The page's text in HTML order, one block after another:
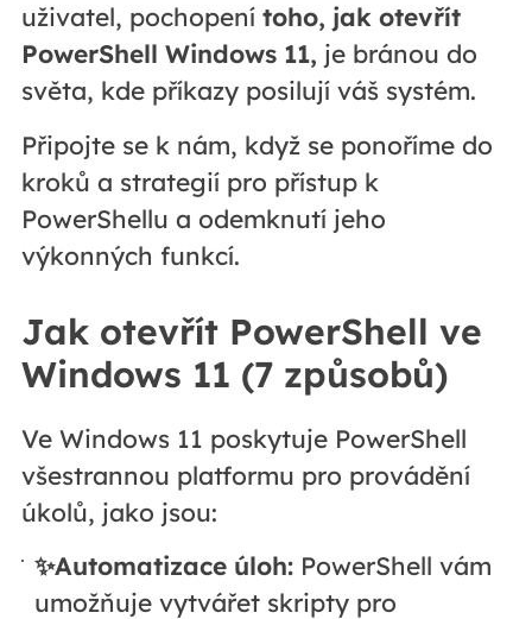
uživatel, pochopení toho, jak otevřít
PowerShell Windows 11, je bránou do
světa, kde příkazy posilují váš systém.
Připojte se k nám, když se ponoříme do
kroků a strategií pro přístup k
PowerShellu a odemknutí jeho
výkonných funkcí.
Jak otevřít PowerShell ve
Windows 11 (7 způsobů)
Ve Windows 11 poskytuje PowerShell
všestrannou platformu pro provádění
úkolů, jako jsou:
✨Automatizace úloh: PowerShell vám
umožňuje vytvářet skripty pro